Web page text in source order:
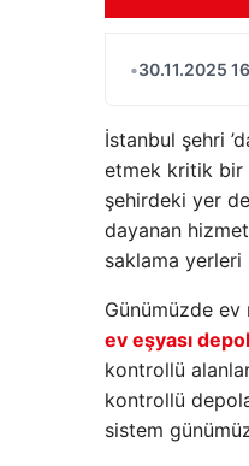
•30.11.2025
İstanbul şehri
etmek kritik bir
şehirdeki yer
dayanan
saklama yerleri
Günümüzde
ev eşyası
kontrollü
kontrollü
sistem